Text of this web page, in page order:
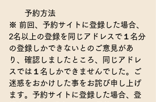
予約方法
※ 前回、予約サイトに登録した場合、
2名以上の登録を同じアドレスで１名分
の登録しかできないとのご意見があ
り、確認しましたところ、同じアドレ
スでは１名しかできませんでした。ご
迷惑をおかけした事をお詫び申し上げ
ます。予約サイトに登録した場合、登